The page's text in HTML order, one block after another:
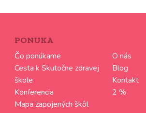
PONUKA
Čo ponúkame
Cesta k Skutočne zdravej
škole
Konferencia
Mapa zapojených škôl
O nás
Blog
Kontakt
2 %